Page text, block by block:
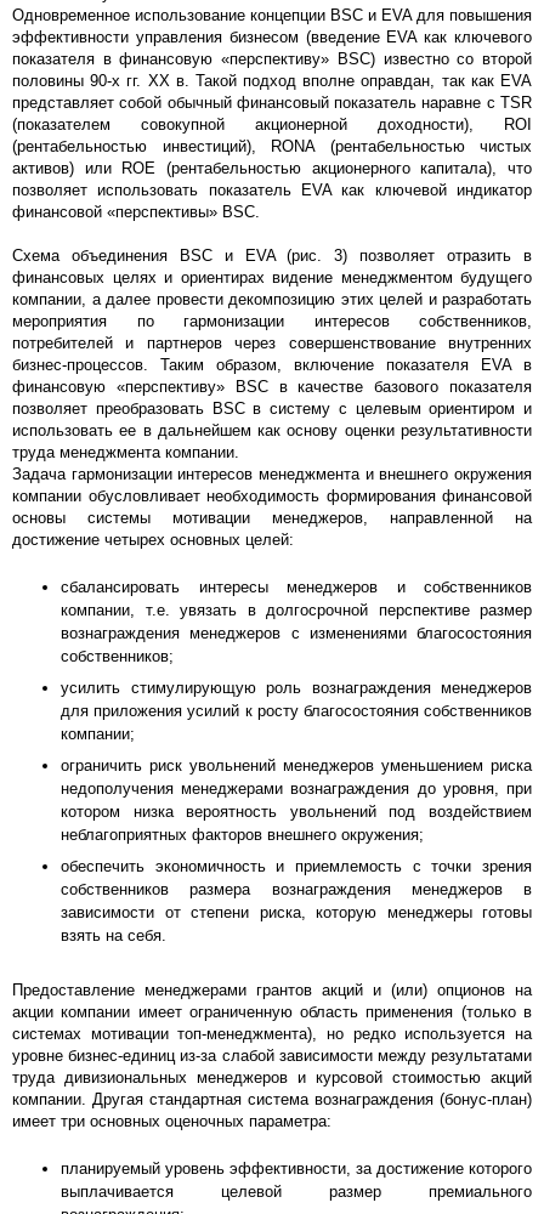
Одновременное использование концепции BSC и EVA для повышения
эффективности управления бизнесом (введение EVA как ключевого
показателя в финансовую «перспективу» BSC) известно со второй
половины 90-х гг. ХХ в. Такой подход вполне оправдан, так как EVA
представляет собой обычный финансовый показатель наравне с TSR
(показателем совокупной акционерной доходности), ROI
(рентабельностью инвестиций), RONA (рентабельностью чистых
активов) или ROE (рентабельностью акционерного капитала), что
позволяет использовать показатель EVA как ключевой индикатор
финансовой «перспективы» BSC.
Схема объединения BSC и EVA (рис. 3) позволяет отразить в
финансовых целях и ориентирах видение менеджментом будущего
компании, а далее провести декомпозицию этих целей и разработать
мероприятия по гармонизации интересов собственников,
потребителей и партнеров через совершенствование внутренних
бизнес-процессов. Таким образом, включение показателя EVA в
финансовую «перспективу» BSC в качестве базового показателя
позволяет преобразовать BSC в систему с целевым ориентиром и
использовать ее в дальнейшем как основу оценки результативности
труда менеджмента компании.
Задача гармонизации интересов менеджмента и внешнего окружения
компании обусловливает необходимость формирования финансовой
основы системы мотивации менеджеров, направленной на
достижение четырех основных целей:
сбалансировать интересы менеджеров и собственников
компании, т.е. увязать в долгосрочной перспективе размер
вознаграждения менеджеров с изменениями благосостояния
собственников;
усилить стимулирующую роль вознаграждения менеджеров
для приложения усилий к росту благосостояния собственников
компании;
ограничить риск увольнений менеджеров уменьшением риска
недополучения менеджерами вознаграждения до уровня, при
котором низка вероятность увольнений под воздействием
неблагоприятных факторов внешнего окружения;
обеспечить экономичность и приемлемость с точки зрения
собственников размера вознаграждения менеджеров в
зависимости от степени риска, которую менеджеры готовы
взять на себя.
Предоставление менеджерами грантов акций и (или) опционов на
акции компании имеет ограниченную область применения (только в
системах мотивации топ-менеджмента), но редко используется на
уровне бизнес-единиц из-за слабой зависимости между результатами
труда дивизиональных менеджеров и курсовой стоимостью акций
компании. Другая стандартная система вознаграждения (бонус-план)
имеет три основных оценочных параметра:
планируемый уровень эффективности, за достижение которого
выплачивается целевой размер премиального